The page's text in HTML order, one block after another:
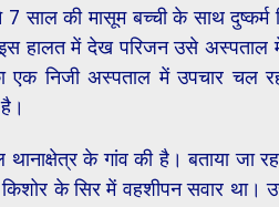
7 साल की मासूम बच्ची के साथ
हालत में देख परिजन उसे अस्पताल
एक निजी अस्पताल में उपचार चल
के गांव की है। बताया जा
के सिर में वहशीपन सवार था।